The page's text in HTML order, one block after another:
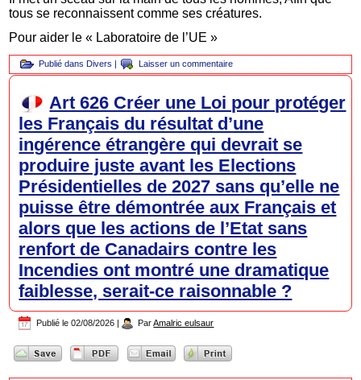
tous se reconnaissent comme ses créatures.
Pour aider le « Laboratoire de l’UE »
Publié dans Divers | Laisser un commentaire
Art 626 Créer une Loi pour protéger
les Français du résultat d’une
ingérence étrangère qui devrait se
produire juste avant les Elections
Présidentielles de 2027 sans qu’elle ne
puisse être démontrée aux Français et
alors que les actions de l’Etat sans
renfort de Canadairs contre les
Incendies ont montré une dramatique
faiblesse, serait-ce raisonnable ?
Publié le 02/08/2026 | Par Amalric eulsaur